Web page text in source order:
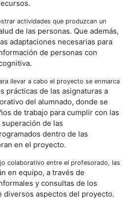
actividades que produzcan un
de las personas. Que además,
adaptaciones necesarias para
de personas con
llevar a cabo el proyecto se enmarca
prácticas de las asignaturas a
del alumnado, donde se
de trabajo para cumplir con las
de las
dentro de las
en el proyecto.
colaborativo entre el profesorado, las
en equipo, a través de
y consultas de los
diversos aspectos del proyecto.